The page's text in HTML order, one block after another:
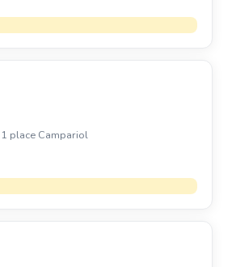
place Campariol